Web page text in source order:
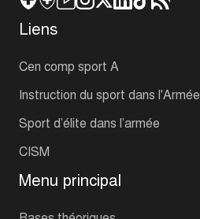
Liens
Cen comp sport A
Instruction du sport dans l'Armée
Sport d’élite dans l’armée
CISM
Menu principal